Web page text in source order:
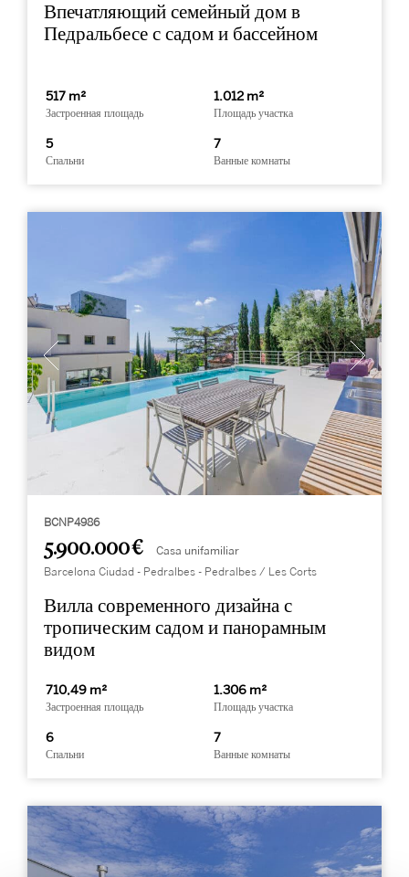
Впечатляющий семейный дом в
Педральбесе с садом и бассейном
517 m²
Застроенная площадь
1.012 m²
Площадь участка
5
Спальни
7
Ванные комнаты
BCNP4986
5.900.000 € Casa unifamiliar
Barcelona Ciudad - Pedralbes - Pedralbes / Les Corts
Вилла современного дизайна с
тропическим садом и панорамным
видом
710,49 m²
Застроенная площадь
1.306 m²
Площадь участка
6
Спальни
7
Ванные комнаты